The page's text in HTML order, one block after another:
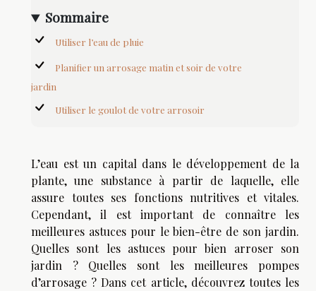
Sommaire
Utiliser l’eau de pluie
Planifier un arrosage matin et soir de votre
jardin
Utiliser le goulot de votre arrosoir
L’eau est un capital dans le développement de la
plante, une substance à partir de laquelle, elle
assure toutes ses fonctions nutritives et vitales.
Cependant, il est important de connaître les
meilleures astuces pour le bien-être de son jardin.
Quelles sont les astuces pour bien arroser son
jardin ? Quelles sont les meilleures pompes
d’arrosage ? Dans cet article, découvrez toutes les